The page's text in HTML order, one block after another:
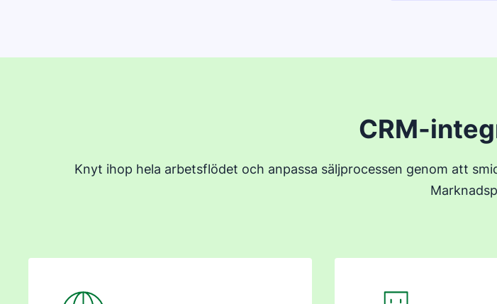
CRM-
Knyt ihop hela arbetsflödet och anpassa säljprocessen genom att
Öppnas i ett nytt fönster Öppnas i ett nytt fönster